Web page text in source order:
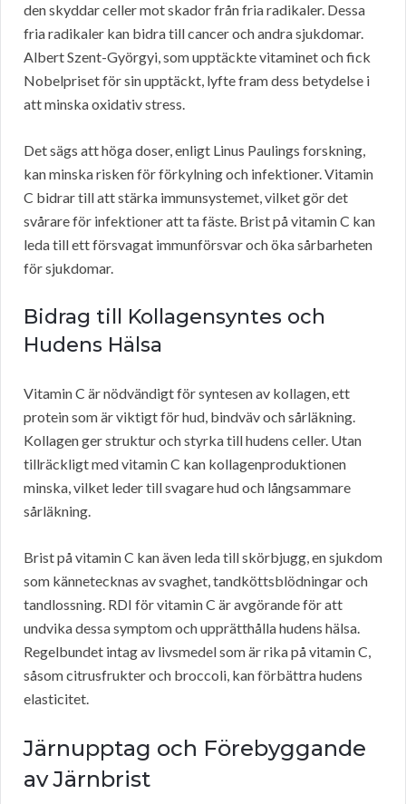
den skyddar celler mot skador från fria radikaler. Dessa
fria radikaler kan bidra till cancer och andra sjukdomar.
Albert Szent-Györgyi, som upptäckte vitaminet och fick
Nobelpriset för sin upptäckt, lyfte fram dess betydelse i
att minska oxidativ stress.
Det sägs att höga doser, enligt Linus Paulings forskning,
kan minska risken för förkylning och infektioner. Vitamin
C bidrar till att stärka immunsystemet, vilket gör det
svårare för infektioner att ta fäste. Brist på vitamin C kan
leda till ett försvagat immunförsvar och öka sårbarheten
för sjukdomar.
Bidrag till Kollagensyntes och
Hudens Hälsa
Vitamin C är nödvändigt för syntesen av kollagen, ett
protein som är viktigt för hud, bindväv och sårläkning.
Kollagen ger struktur och styrka till hudens celler. Utan
tillräckligt med vitamin C kan kollagenproduktionen
minska, vilket leder till svagare hud och långsammare
sårläkning.
Brist på vitamin C kan även leda till skörbjugg, en sjukdom
som kännetecknas av svaghet, tandköttsblödningar och
tandlossning. RDI för vitamin C är avgörande för att
undvika dessa symptom och upprätthålla hudens hälsa.
Regelbundet intag av livsmedel som är rika på vitamin C,
såsom citrusfrukter och broccoli, kan förbättra hudens
elasticitet.
Järnupptag och Förebyggande
av Järnbrist